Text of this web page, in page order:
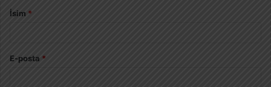
İsim *
E-posta *